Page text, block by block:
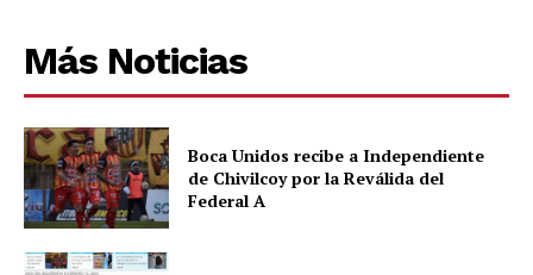
Más Noticias
Boca Unidos recibe a Independiente
de Chivilcoy por la Reválida del
Federal A